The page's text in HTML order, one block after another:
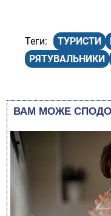
ТУРИСТИ
РЯТУВАЛЬНИКИ